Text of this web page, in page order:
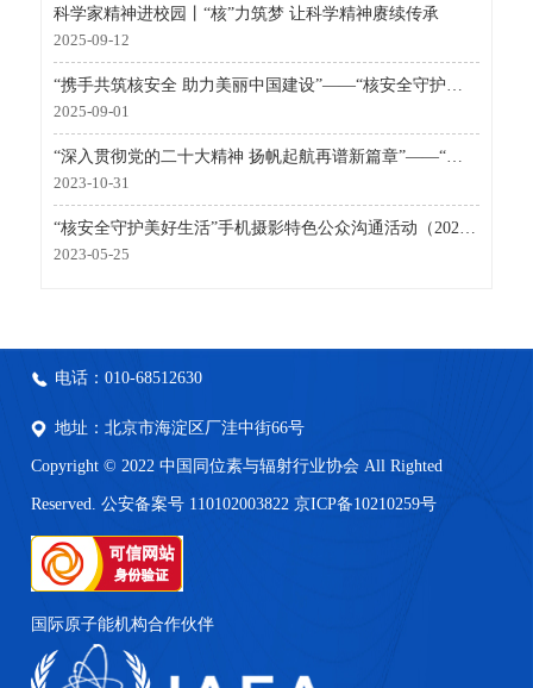
科学家精神进校园丨“核”力筑梦 让科学精神赓续传承
2025-09-12
2025-09-01
2023-10-31
2023-05-25
电话：010-68512630
地址：北京市海淀区厂洼中街66号
Copyright © 2022 中国同位素与辐射行业协会 All Righted
Reserved. 公安备案号 110102003822京ICP备10210259号
国际原子能机构合作伙伴